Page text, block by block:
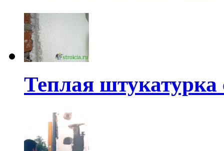
Теплая